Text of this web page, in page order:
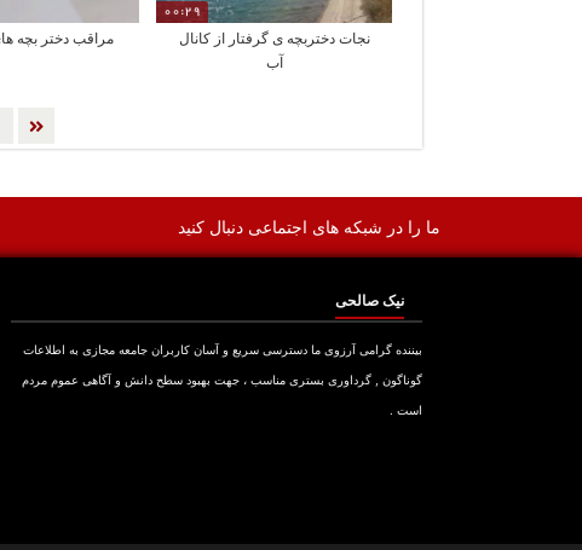
00:29
نجات دختربچه ی گرفتار از کانال
آب
مراقب دختر بچه
ما را در شبکه های اجتماعی دنبال کنید
نیک صالحی
بیننده گرامی آرزوی ما دسترسی سریع و آسان کاربران جامعه مجازی به اطلاعات
گوناگون , گرداوری بستری مناسب ، جهت بهبود سطح دانش و آگاهی عموم مردم
است .